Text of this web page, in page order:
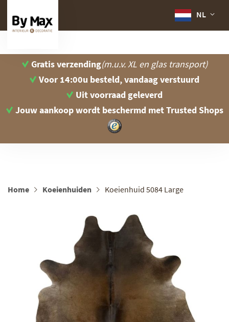
NL
Gratis verzending(m.u.v. XL en glas transport)
Voor 14:00u besteld, vandaag verstuurd
Uit voorraad geleverd
Jouw aankoop wordt beschermd met Trusted Shops
Home Koeienhuiden Koeienhuid 5084 Large